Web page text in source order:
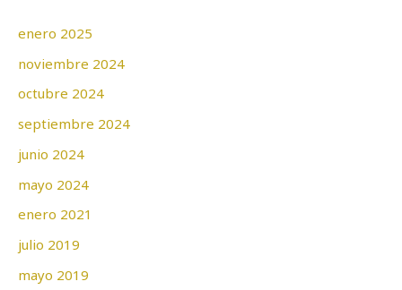
enero 2025
noviembre 2024
octubre 2024
septiembre 2024
junio 2024
mayo 2024
enero 2021
julio 2019
mayo 2019